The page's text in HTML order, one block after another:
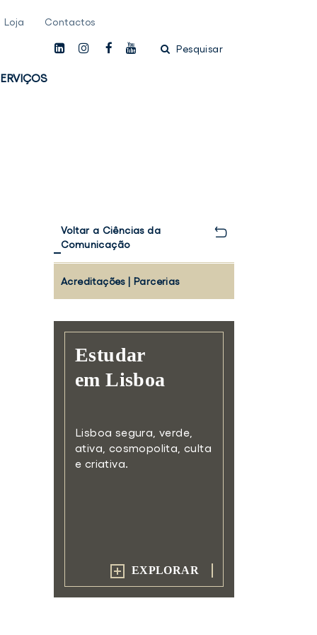
Loja Contactos
linkedininstagamfacebook
youtubePesquisar
Voltar a Ciências da
Comunicação
Acreditações | Parcerias
Estudar
em Lisboa
Lisboa segura, verde,
ativa, cosmopolita, culta
e criativa.
EXPLORAR